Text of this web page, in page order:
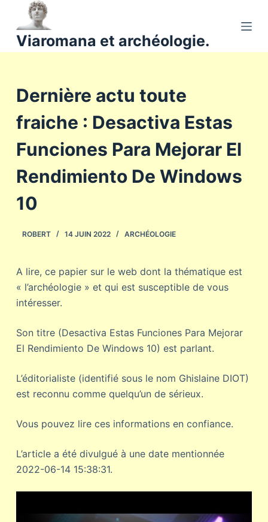
a
u
o
n
e
Viaromana et archéologie.
Dernière actu toute
fraiche : Desactiva Estas
Funciones Para Mejorar El
Rendimiento De Windows
10
ROBERT 14 JUIN 2022 ARCHÉOLOGIE
A lire, ce papier sur le web dont la thématique est
« l’archéologie » et qui est susceptible de vous
intéresser.
Son titre (Desactiva Estas Funciones Para Mejorar
El Rendimiento De Windows 10) est parlant.
L’éditorialiste (identifié sous le nom Ghislaine DIOT)
est reconnu comme quelqu’un de sérieux.
Vous pouvez lire ces informations en confiance.
L’article a été divulgué à une date mentionnée
2022-06-14 15:38:31.